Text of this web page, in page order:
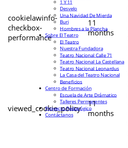
cookielawinfo-
checkbox-
performance
11
months
viewed_cookie_policy
11
months
1 Y 11
Desvelo
Una Navidad De Mierda
Buri
Hombres a la Plancha
Sobre El Teatro
El Teatro
Nuestra Fundadora
Teatro Nacional Calle 71
Teatro Nacional La Castellana
Teatro Nacional Leonardus
La Casa del Teatro Nacional
Beneficios
Centro de Formación
Escuela de Arte Drámatico
Talleres Permanentes
Proyecto Pedagógico
Contáctanos